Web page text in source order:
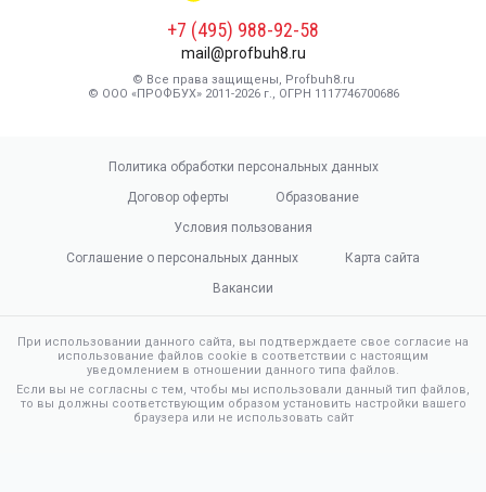
+7 (495) 988-92-58
mail@profbuh8.ru
© Все права защищены, Profbuh8.ru
© ООО «ПРОФБУХ» 2011-2026 г., ОГРН 1117746700686
Политика обработки персональных данных
Договор оферты
Образование
Условия пользования
Соглашение о персональных данных
Карта сайта
Вакансии
При использовании данного сайта, вы подтверждаете свое согласие на
использование файлов cookie в соответствии с настоящим
уведомлением в отношении данного типа файлов.
Если вы не согласны с тем, чтобы мы использовали данный тип файлов,
то вы должны соответствующим образом установить настройки вашего
браузера или не использовать сайт